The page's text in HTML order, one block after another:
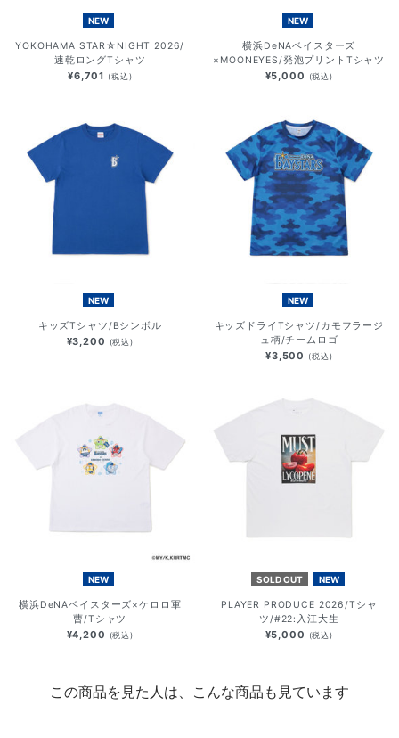
NEW
YOKOHAMA STAR☆NIGHT 2026/
速乾ロングTシャツ
¥6,701 (税込)
NEW
横浜DeNAベイスターズ
×MOONEYES/発泡プリントTシャツ
¥5,000 (税込)
NEW
キッズTシャツ/Bシンボル
¥3,200 (税込)
NEW
キッズドライTシャツ/カモフラージ
ュ柄/チームロゴ
¥3,500 (税込)
NEW
横浜DeNAベイスターズ×ケロロ軍
曹/Tシャツ
¥4,200 (税込)
SOLD OUT NEW
PLAYER PRODUCE 2026/Tシャ
ツ/#22:入江大生
¥5,000 (税込)
この商品を見た人は、こんな商品も見ています